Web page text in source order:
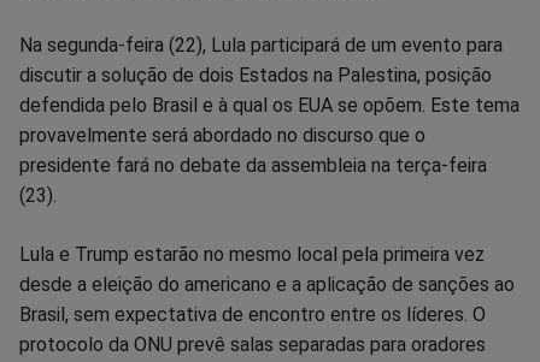
Na segunda-feira (22), Lula participará de um evento para
discutir a solução de dois Estados na Palestina, posição
defendida pelo Brasil e à qual os EUA se opõem. Este tema
provavelmente será abordado no discurso que o
presidente fará no debate da assembleia na terça-feira
(23).
Lula e Trump estarão no mesmo local pela primeira vez
desde a eleição do americano e a aplicação de sanções ao
Brasil, sem expectativa de encontro entre os líderes. O
protocolo da ONU prevê salas separadas para oradores